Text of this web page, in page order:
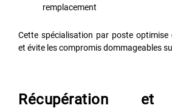
remplacement
Cette spécialisation par poste optimise
et évite les compromis dommageables
Récupération et